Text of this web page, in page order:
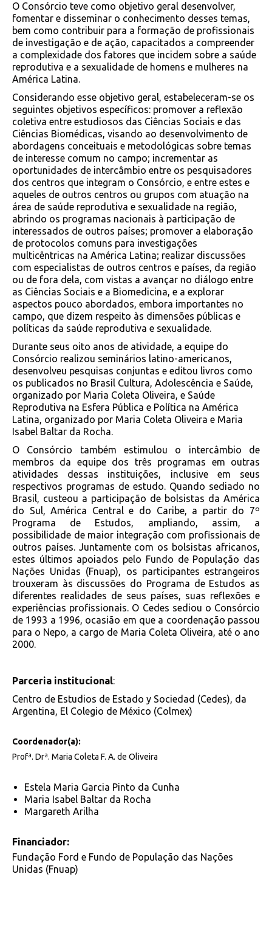
O Consórcio teve como objetivo geral desenvolver,
fomentar e disseminar o conhecimento desses temas,
bem como contribuir para a formação de profissionais
de investigação e de ação, capacitados a compreender
a complexidade dos fatores que incidem sobre a saúde
reprodutiva e a sexualidade de homens e mulheres na
América Latina.
Considerando esse objetivo geral, estabeleceram-se os
seguintes objetivos específicos: promover a reflexão
coletiva entre estudiosos das Ciências Sociais e das
Ciências Biomédicas, visando ao desenvolvimento de
abordagens conceituais e metodológicas sobre temas
de interesse comum no campo; incrementar as
oportunidades de intercâmbio entre os pesquisadores
dos centros que integram o Consórcio, e entre estes e
aqueles de outros centros ou grupos com atuação na
área de saúde reprodutiva e sexualidade na região,
abrindo os programas nacionais à participação de
interessados de outros países; promover a elaboração
de protocolos comuns para investigações
multicêntricas na América Latina; realizar discussões
com especialistas de outros centros e países, da região
ou de fora dela, com vistas a avançar no diálogo entre
as Ciências Sociais e a Biomedicina, e a explorar
aspectos pouco abordados, embora importantes no
campo, que dizem respeito às dimensões públicas e
políticas da saúde reprodutiva e sexualidade.
Durante seus oito anos de atividade, a equipe do
Consórcio realizou seminários latino-americanos,
desenvolveu pesquisas conjuntas e editou livros como
os publicados no Brasil Cultura, Adolescência e Saúde,
organizado por Maria Coleta Oliveira, e Saúde
Reprodutiva na Esfera Pública e Política na América
Latina, organizado por Maria Coleta Oliveira e Maria
Isabel Baltar da Rocha.
O Consórcio também estimulou o intercâmbio de
membros da equipe dos três programas em outras
atividades dessas instituições, inclusive em seus
respectivos programas de estudo. Quando sediado no
Brasil, custeou a participação de bolsistas da América
do Sul, América Central e do Caribe, a partir do 7º
Programa de Estudos, ampliando, assim, a
possibilidade de maior integração com profissionais de
outros países. Juntamente com os bolsistas africanos,
estes últimos apoiados pelo Fundo de População das
Nações Unidas (Fnuap), os participantes estrangeiros
trouxeram às discussões do Programa de Estudos as
diferentes realidades de seus países, suas reflexões e
experiências profissionais. O Cedes sediou o Consórcio
de 1993 a 1996, ocasião em que a coordenação passou
para o Nepo, a cargo de Maria Coleta Oliveira, até o ano
2000.
Parceria institucional:
Centro de Estudios de Estado y Sociedad (Cedes), da
Argentina, El Colegio de México (Colmex)
Coordenador(a):
Profª. Drª. Maria Coleta F. A. de Oliveira
Estela Maria Garcia Pinto da Cunha
Maria Isabel Baltar da Rocha
Margareth Arilha
Financiador:
Fundação Ford e Fundo de População das Nações
Unidas (Fnuap)